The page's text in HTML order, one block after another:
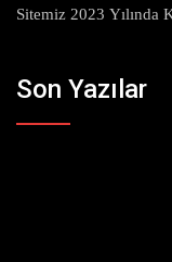
Sitemiz 2023 Yılında
Son Yazılar